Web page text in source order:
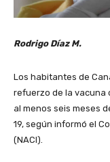
Rodrigo Díaz M.
Los habitantes de
refuerzo de la vacuna
al menos seis meses
19, según informó el
(NACI).